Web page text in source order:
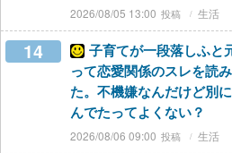
2026/08/05 13:00 生活
14
子育てが一段落しふと
って恋愛関係のスレを読
た。不機嫌なんだけど別
んでたってよくない？
2026/08/06 09:00 生活